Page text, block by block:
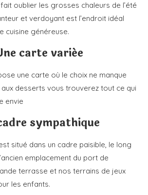
oublier les grosses chaleurs de l’été
et verdoyant est l’endroit idéal
cuisine généreuse.
carte variée
une carte où le choix ne manque
desserts vous trouverez tout ce qui
envie
sympathique
situé dans un cadre paisible, le long
emplacement du port de
terrasse et nos terrains de jeux
les enfants.